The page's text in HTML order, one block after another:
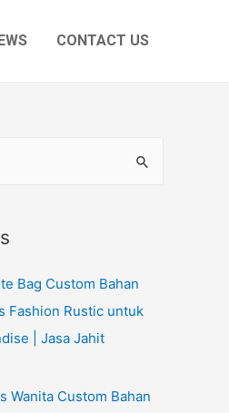
CONTACT US
Bag Custom Bahan
Fashion Rustic untuk
| Jasa Jahit
Wanita Custom Bahan